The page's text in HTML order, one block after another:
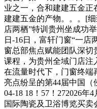
业之一，合和建建五金正
建建五金的产物。。。[
店两栖”特训贵州坐成功
日-16日，富轩门窗“一店
窗总部焦点赋能团队深切
课程，为贵州全域门店注
在流量时代下，门窗终端
亮点纷呈的第44届中国（
04-18 18！57！272026年
国际陶瓷及卫浴博览买卖